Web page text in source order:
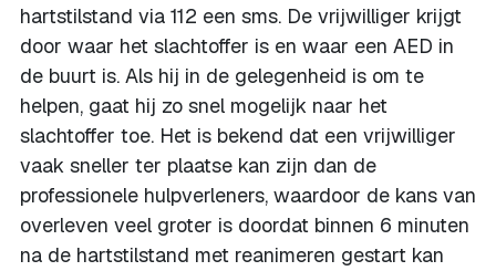
hartstilstand via 112 een sms. De vrijwilliger krijgt
door waar het slachtoffer is en waar een AED in
de buurt is. Als hij in de gelegenheid is om te
helpen, gaat hij zo snel mogelijk naar het
slachtoffer toe. Het is bekend dat een vrijwilliger
vaak sneller ter plaatse kan zijn dan de
professionele hulpverleners, waardoor de kans van
overleven veel groter is doordat binnen 6 minuten
na de hartstilstand met reanimeren gestart kan